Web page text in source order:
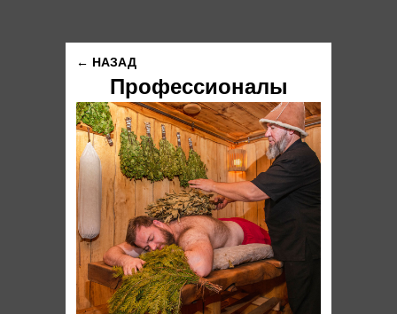
← НАЗАД
Профессионалы